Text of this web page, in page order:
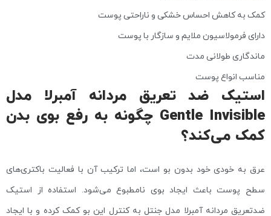
کمک به کاهش احساس خشکی و ناراحتی پوست
دارای فرمولاسیون ملایم و سازگار با پوست
ماندگاری طولانی‌ مدت
مناسب انواع پوست
استیک ضد تعریق مردانه آمبرلا مدل
Gentle Invisible چگونه به رفع بوی بدن
کمک می‌کند؟
عرق به خودی خود بدون بو است، اما ترکیب آن با فعالیت باکتری‌های
سطح پوست باعث ایجاد بوی نامطبوع می‌شود. استفاده از استیک
ضدتعریق مردانه آمبرلا مدل جنتل به کنترل این بو کمک کرده و با ایجاد